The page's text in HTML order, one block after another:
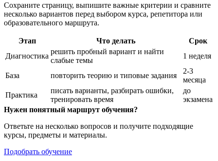
Сохраните страницу, выпишите важные критерии и сравните
несколько вариантов перед выбором курса, репетитора или
образовательного маршрута.
Этап Что делать
Срок
Диагностика
решить пробный вариант и найти
слабые темы
1 неделя
База повторить теорию и типовые задания
2-3
месяца
Практика
писать варианты, разбирать ошибки,
тренировать время
до
экзамена
Нужен понятный маршрут обучения?
Ответьте на несколько вопросов и получите подходящие
курсы, предметы и материалы.
Подобрать обучение